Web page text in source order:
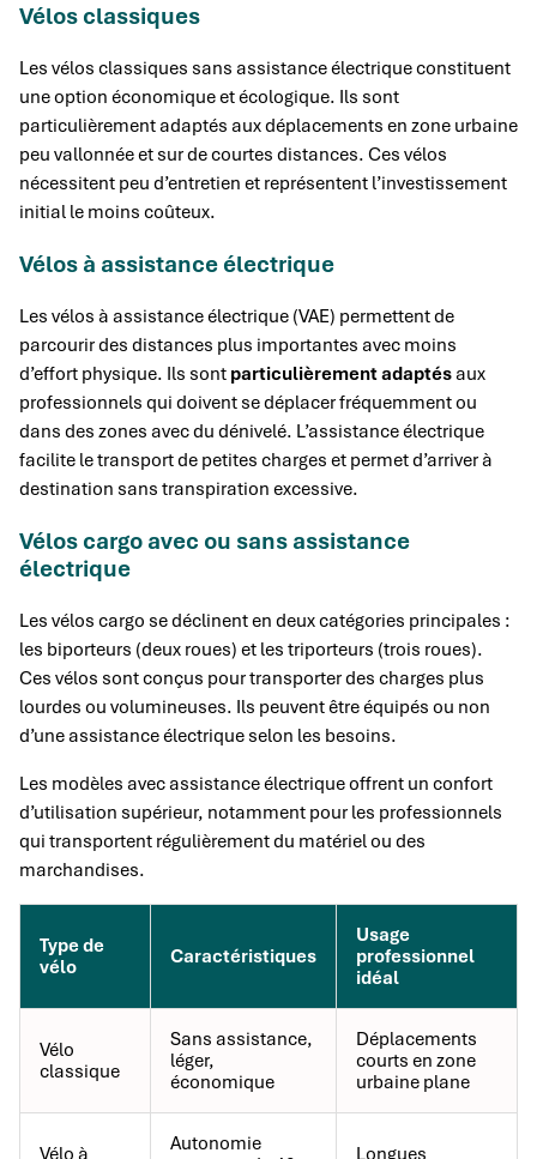
Vélos classiques
Les vélos classiques sans assistance électrique constituent
une option économique et écologique. Ils sont
particulièrement adaptés aux déplacements en zone urbaine
peu vallonnée et sur de courtes distances. Ces vélos
nécessitent peu d’entretien et représentent l’investissement
initial le moins coûteux.
Vélos à assistance électrique
Les vélos à assistance électrique (VAE) permettent de
parcourir des distances plus importantes avec moins
d’effort physique. Ils sont particulièrement adaptésaux
professionnels qui doivent se déplacer fréquemment ou
dans des zones avec du dénivelé. L’assistance électrique
facilite le transport de petites charges et permet d’arriver à
destination sans transpiration excessive.
Vélos cargo avec ou sans assistance
électrique
Les vélos cargo se déclinent en deux catégories principales :
les biporteurs (deux roues) et les triporteurs (trois roues).
Ces vélos sont conçus pour transporter des charges plus
lourdes ou volumineuses. Ils peuvent être équipés ou non
d’une assistance électrique selon les besoins.
Les modèles avec assistance électrique offrent un confort
d’utilisation supérieur, notamment pour les professionnels
qui transportent régulièrement du matériel ou des
marchandises.
Type de
vélo
Caractéristiques
Usage
professionnel
idéal
Vélo
classique
Sans assistance,
léger,
économique
Déplacements
courts en zone
urbaine plane
Vélo à
Autonomie
Longues